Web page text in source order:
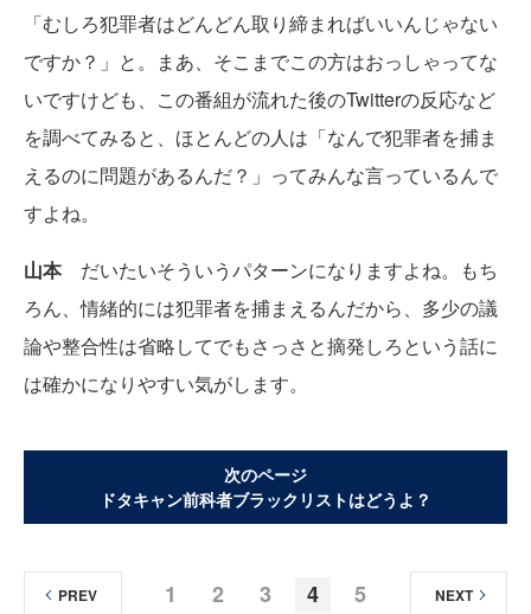
「むしろ犯罪者はどんどん取り締まればいいんじゃない
ですか？」と。まあ、そこまでこの方はおっしゃってな
いですけども、この番組が流れた後のTwitterの反応など
を調べてみると、ほとんどの人は「なんで犯罪者を捕ま
えるのに問題があるんだ？」ってみんな言っているんで
すよね。
山本 だいたいそういうパターンになりますよね。もち
ろん、情緒的には犯罪者を捕まえるんだから、多少の議
論や整合性は省略してでもさっさと摘発しろという話に
は確かになりやすい気がします。
次のページ
ドタキャン前科者ブラックリストはどうよ？
1 2 3 4 5
PREV NEXT